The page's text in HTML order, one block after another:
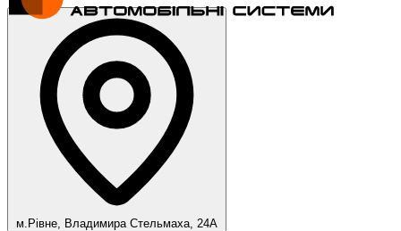
м.Рівне, Владимира Стельмаха, 24А